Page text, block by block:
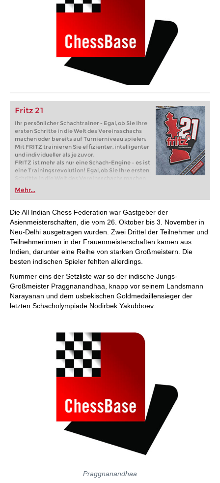
Fritz 21
Ihr persönlicher Schachtrainer - Egal, ob Sie Ihre
ersten Schritte in die Welt des Vereinsschachs
machen oder bereits auf Turnierniveau spielen:
Mit FRITZ trainieren Sie effizienter, intelligenter
und individueller als je zuvor.
FRITZ ist mehr als nur eine Schach-Engine – es ist
eine Trainingsrevolution! Egal, ob Sie Ihre ersten
Schritte in die Welt des Vereinsschachs machen
oder bereits auf Turnierniveau spielen: Mit
FRITZ trainieren Sie effizienter, intelligenter und
individueller als je zuvor.
Mehr...
Die All Indian Chess Federation war Gastgeber der
Asienmeisterschaften, die vom 26. Oktober bis 3. November in
Neu-Delhi ausgetragen wurden. Zwei Drittel der Teilnehmer und
Teilnehmerinnen in der Frauenmeisterschaften kamen aus
Indien, darunter eine Reihe von starken Großmeistern. Die
besten indischen Spieler fehlten allerdings.
Nummer eins der Setzliste war so der indische Jungs-
Großmeister Praggnanandhaa, knapp vor seinem Landsmann
Narayanan und dem usbekischen Goldmedaillensieger der
letzten Schacholympiade Nodirbek Yakubboev.
Praggnanandhaa